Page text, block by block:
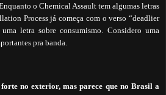
o Chemical Assault tem algumas letras
Process já começa com o verso “deadlier
letra sobre consumismo. Considero uma
pra banda.
no exterior, mas parece que no Brasil a